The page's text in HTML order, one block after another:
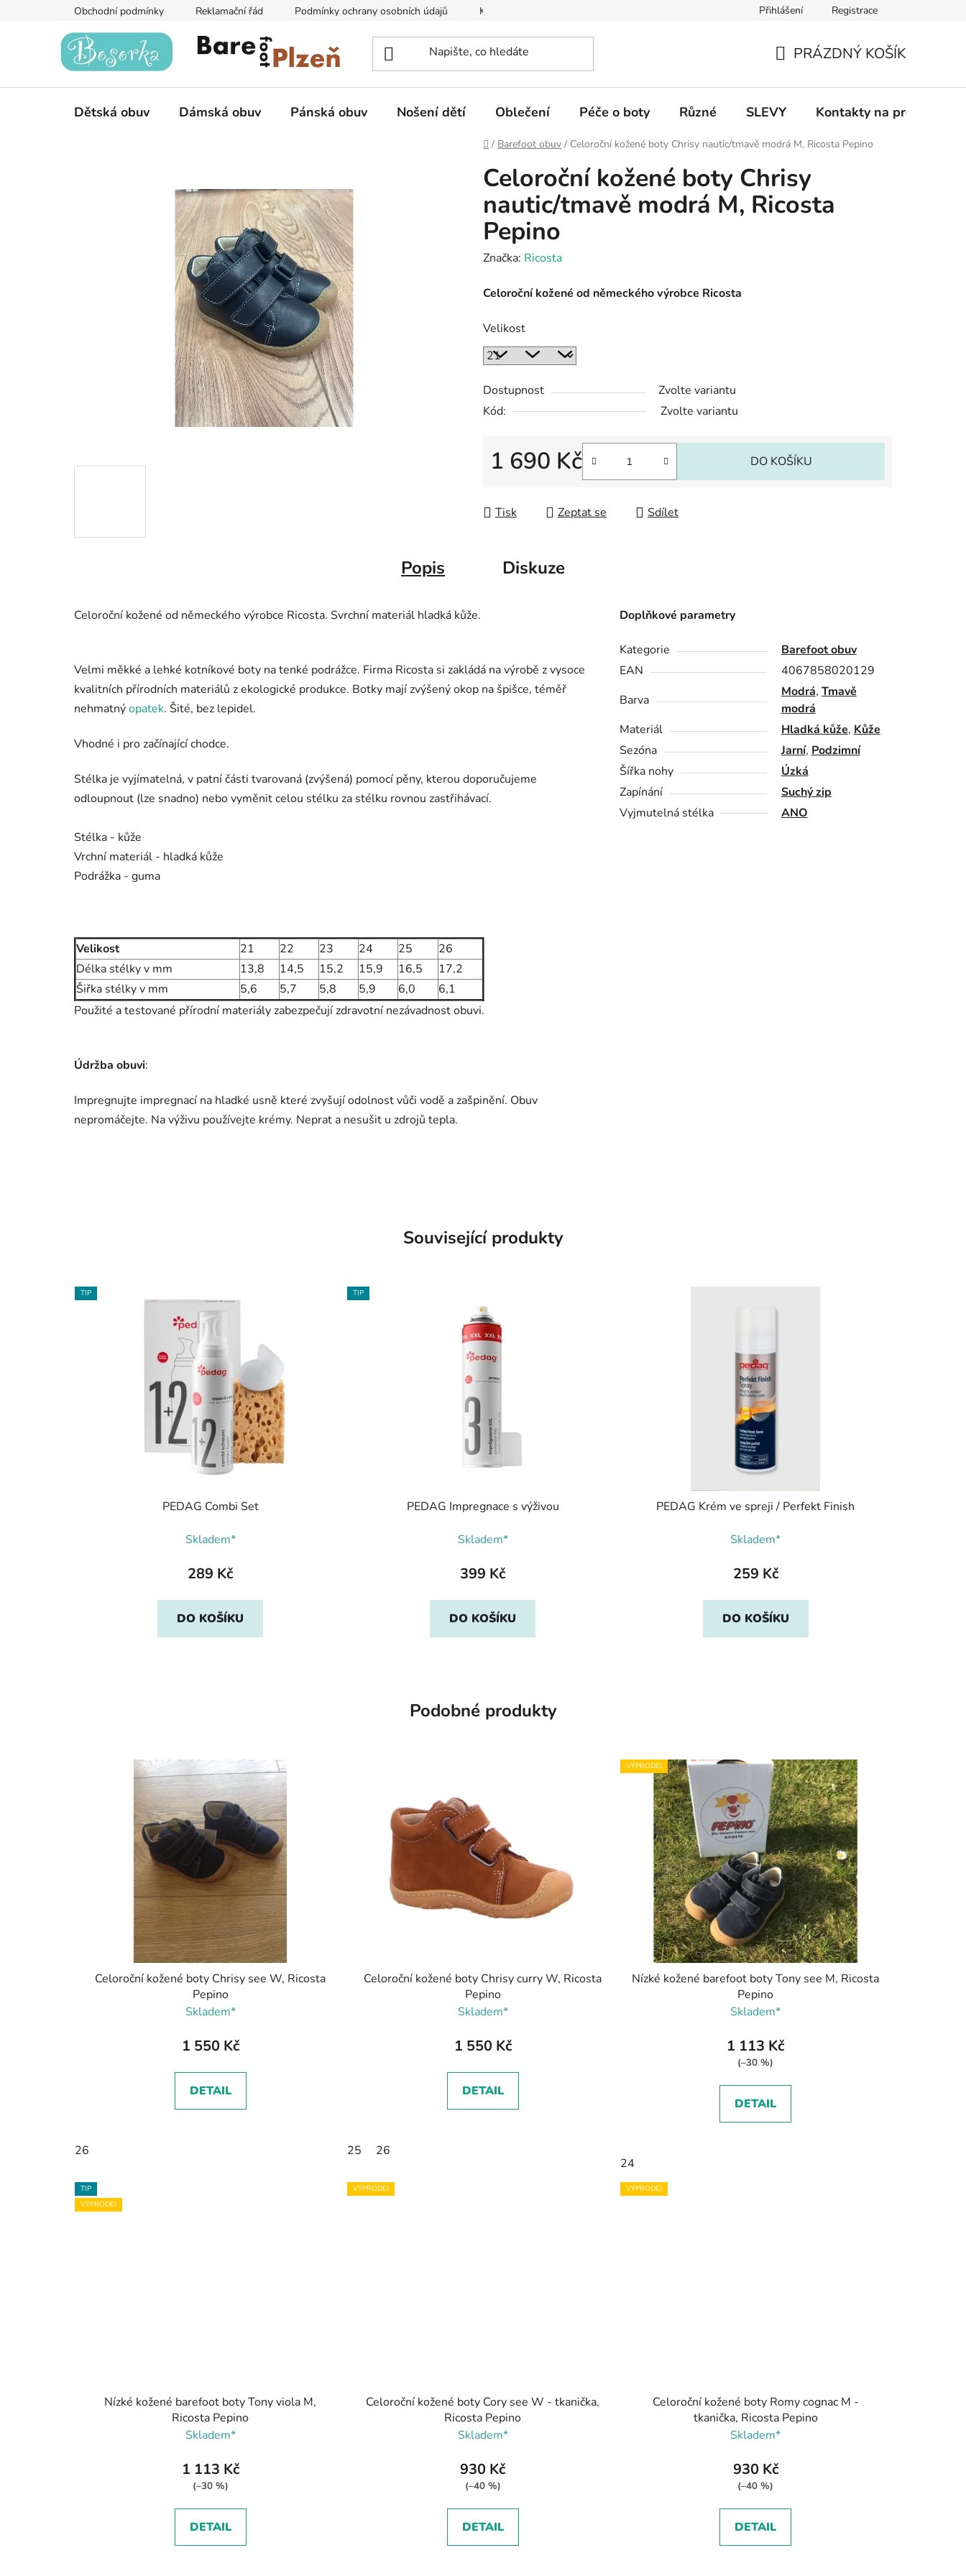
Obchodní podmínky Reklamační řád Podmínky ochrany osobních údajů Kontakty na prodejny Informace k on-line platbám Odstoupení od
Přihlášení Registrace
KOŠÍK
PRÁZDNÝ KOŠÍK
Dětská obuv Dámská obuv Pánská obuv Nošení dětí Oblečení Péče o boty Různé SLEVY Kontakty na prodejny
Domů
/ Barefoot obuv / Celoroční kožené boty Chrisy nautic/tmavě modrá M, Ricosta Pepino
Celoroční kožené boty Chrisy
nautic/tmavě modrá M, Ricosta
Pepino
Značka: Ricosta
Celoroční kožené od německého výrobce Ricosta
Velikost
Dostupnost
Zvolte variantu
Kód:
Zvolte variantu
1 690 Kč DO KOŠÍKU
Tisk Zeptat se Sdílet
Popis Diskuze
Celoroční kožené od německého výrobce Ricosta. Svrchní materiál hladká kůže.
Velmi měkké a lehké kotníkové boty na tenké podrážce. Firma Ricosta si zakládá na výrobě z vysoce
kvalitních přírodních materiálů z ekologické produkce. Botky mají zvýšený okop na špišce, téměř
nehmatnýopatek. Šité, bez lepidel.
Vhodné i pro začínající chodce.
Stélka je vyjímatelná, v patní části tvarovaná (zvýšená) pomocí pěny, kterou doporučujeme
odloupnout (lze snadno) nebo vyměnit celou stélku za stélku rovnou zastřihávací.
Stélka - kůže
Vrchní materiál - hladká kůže
Podrážka - guma
Velikost 21 22 23 24 25
26
Délka stélky v mm
13,8 14,5 15,2 15,9 16,5
17,2
Šiřka stélky v mm
5,6 5,7 5,8 5,9 6,0
6,1
Použité a testované přírodní materiály zabezpečují zdravotní nezávadnost obuvi.
Údržba obuvi:
Impregnujte impregnací na hladké usně které zvyšují odolnost vůči vodě a zašpinění. Obuv
nepromáčejte. Na výživu používejte krémy. Neprat a nesušit u zdrojů tepla.
Doplňkové parametry
Kategorie
Barefoot obuv
EAN
4067858020129
Barva
Modrá, Tmavě
modrá
Materiál
Hladká kůže, Kůže
Sezóna
Jarní, Podzimní
Šířka nohy
Úzká
Zapínání
Suchý zip
Vyjmutelná stélka
ANO
Související produkty
TIP
PEDAG Combi Set
Skladem*
289 Kč
DO KOŠÍKU
TIP
PEDAG Impregnace s výživou
Skladem*
399 Kč
DO KOŠÍKU
PEDAG Krém ve spreji / Perfekt Finish
Skladem*
259 Kč
DO KOŠÍKU
Podobné produkty
Celoroční kožené boty Chrisy see W, Ricosta
Pepino
Skladem*
1 550 Kč
DETAIL
26
Celoroční kožené boty Chrisy curry W, Ricosta
Pepino
Skladem*
1 550 Kč
DETAIL
25 26
VÝPRODEJ
Nízké kožené barefoot boty Tony see M, Ricosta
Pepino
Skladem*
1 113 Kč
(–30 %)
DETAIL
24
TIP
VÝPRODEJ
Nízké kožené barefoot boty Tony viola M,
Ricosta Pepino
Skladem*
1 113 Kč
(–30 %)
DETAIL
VÝPRODEJ
Celoroční kožené boty Cory see W - tkanička,
Ricosta Pepino
Skladem*
930 Kč
(–40 %)
DETAIL
VÝPRODEJ
Celoroční kožené boty Romy cognac M -
tkanička, Ricosta Pepino
Skladem*
930 Kč
(–40 %)
DETAIL